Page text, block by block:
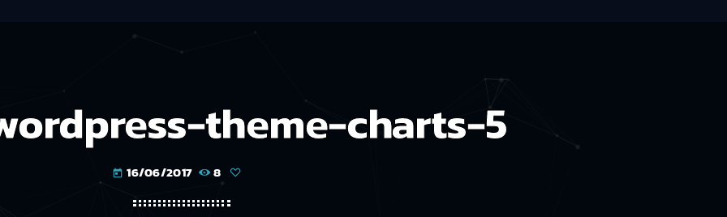
theme-charts-5
today 16/06/2017 8